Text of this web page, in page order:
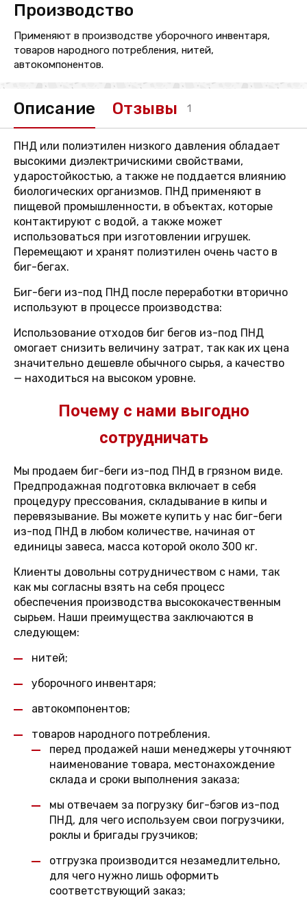
Производство
Применяют в производстве уборочного инвентаря,
товаров народного потребления, нитей,
автокомпонентов.
Описание Отзывы 1
ПНД или полиэтилен низкого давления обладает
высокими диэлектричискими свойствами,
ударостойкостью, а также не поддается влиянию
биологических организмов. ПНД применяют в
пищевой промышленности, в объектах, которые
контактируют с водой, а также может
использоваться при изготовлении игрушек.
Перемещают и хранят полиэтилен очень часто в
биг-бегах.
Биг-беги из-под ПНД после переработки вторично
используют в процессе производства:
Использование отходов биг бегов из-под ПНД
омогает снизить величину затрат, так как их цена
значительно дешевле обычного сырья, а качество
— находиться на высоком уровне.
Почему с нами выгодно
сотрудничать
Мы продаем биг-беги из-под ПНД в грязном виде.
Предпродажная подготовка включает в себя
процедуру прессования, складывание в кипы и
перевязывание. Вы можете купить у нас биг-беги
из-под ПНД в любом количестве, начиная от
единицы завеса, масса которой около 300 кг.
Клиенты довольны сотрудничеством с нами, так
как мы согласны взять на себя процесс
обеспечения производства высококачественным
сырьем. Наши преимущества заключаются в
следующем:
нитей;
уборочного инвентаря;
автокомпонентов;
товаров народного потребления.
перед продажей наши менеджеры уточняют
наименование товара, местонахождение
склада и сроки выполнения заказа;
мы отвечаем за погрузку биг-бэгов из-под
ПНД, для чего используем свои погрузчики,
роклы и бригады грузчиков;
отгрузка производится незамедлительно,
для чего нужно лишь оформить
соответствующий заказ;